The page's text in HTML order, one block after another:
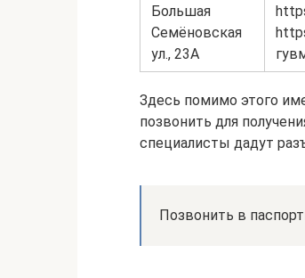
Большая
Семёновская
ул., 23А
Здесь помимо этого
позвонить для
специалисты дадут
Позвонить в